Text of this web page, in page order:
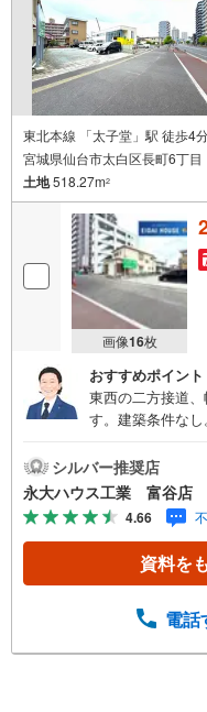
東北本線 「太子堂」駅 徒歩4
宮城県仙台市太白区長町6丁目
土地518.27m2
画像16枚
おすすめポイント
東西の二方接道
す。建築条件な
永大ハウス工業
舗で展開中！こち
紹介！1.＜豊富な
と種別を問わず不
設や商業施設、
し、お客様によ
当社では【購入
なる住宅ローン
れのご家族様で
シルバー推奨店
永大ハウス工業 富谷店
4.66
資料を
電話